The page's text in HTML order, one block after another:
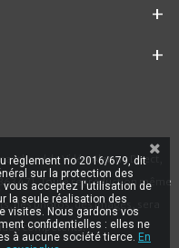
de Vidéo Alarme Direct,
471. Toute reproduction même
des photos, des images, sera
compétents.
règlement no 2016/679, dit
sur la protection des
vous acceptez l'utilisation de
la seule réalisation des
visites. Nous gardons vos
confidentielles : elles ne
à aucune société tierce. En